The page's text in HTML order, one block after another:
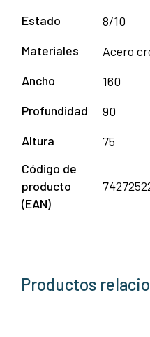
Estado
8/10
Materiales
Acero
Ancho
160
Profundidad
90
Altura
75
Código de
producto
(EAN)
Productos